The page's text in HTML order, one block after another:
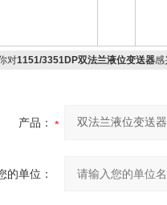
对1151/3351DP双法兰液位变送器感
产品：
的单位：